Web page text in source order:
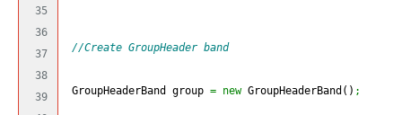
35
36
37
38
39
//Create GroupHeader band
GroupHeaderBand group = new GroupHeaderBand ( ) ;